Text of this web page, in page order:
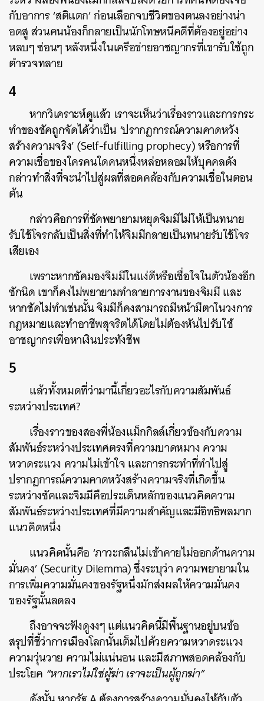
กับอาการ ‘สติแตก’ ก่อนเลือกจบชีวิตของตนลงอย่างน่า
อดสู ส่วนคนน้องก็กลายเป็นนักโทษหนีคดีที่ต้องอยู่อย่าง
หลบๆ ซ่อนๆ หลังหนึ่งในเครือข่ายอาชญากรที่เขารับใช้ถูก
ตำรวจทลาย
4
หากวิเคราะห์ดูแล้ว เราจะเห็นว่าเรื่องราวและการกระ
ทำของชัคถูกจัดได้ว่าเป็น ‘ปรากฏการณ์ความคาดหวัง
สร้างความจริง’ (Self-fulfilling prophecy) หรือการที่
ความเชื่อของใครคนใดคนหนึ่งหล่อหลอมให้บุคคลดัง
กล่าวทำสิ่งที่จะนำไปสู่ผลที่สอดคล้องกับความเชื่อในตอน
ต้น
กล่าวคือการที่ชัคพยายามหยุดจิมมีไม่ให้เป็นทนาย
รับใช้โจรกลับเป็นสิ่งที่ทำให้จิมมีกลายเป็นทนายรับใช้โจร
เสียเอง
เพราะหากชัคมองจิมมีในแง่ดีหรือเชื่อใจในตัวน้องอีก
ซักนิด เขาก็คงไม่พยายามทำลายการงานของจิมมี และ
หากชัคไม่ทำเช่นนั้น จิมมีก็คงสามารถมีหน้ามีตาในวงการ
กฎหมายและทำอาชีพสุจริตได้โดยไม่ต้องหันไปรับใช้
อาชญากรเพื่อหาเงินประทังชีพ
5
แล้วทั้งหมดที่ว่ามานี้เกี่ยวอะไรกับความสัมพันธ์
ระหว่างประเทศ?
เรื่องราวของสองพี่น้องแม็กกิลล์เกี่ยวข้องกับความ
สัมพันธ์ระหว่างประเทศตรงที่ความบาดหมาง ความ
หวาดระแวง ความไม่เข้าใจ และการกระทำที่ทำไปสู่
ปรากฏการณ์ความคาดหวังสร้างความจริงที่เกิดขึ้น
ระหว่างชัคและจิมมีคือประเด็นหลักของแนวคิดความ
สัมพันธ์ระหว่างประเทศที่มีความสำคัญและมีอิทธิพลมาก
แนวคิดหนึ่ง
แนวคิดนั้นคือ ‘ภาวะกลืนไม่เข้าคายไม่ออกด้านความ
มั่นคง’ (Security Dilemma) ซึ่งระบุว่า ความพยายามใน
การเพิ่มความมั่นคงของรัฐหนึ่งมักส่งผลให้ความมั่นคง
ของรัฐนั้นลดลง
ถึงอาจจะฟังดูงงๆ แต่แนวคิดนี้มีพื้นฐานอยู่บนข้อ
สรุปที่ชี้ว่าการเมืองโลกนั้นเต็มไปด้วยความหวาดระแวง
ความวุ่นวาย ความไม่แน่นอน และมีสภาพสอดคล้องกับ
ประโยค “หากเราไม่ใช่ผู้ฆ่า เราจะเป็นผู้ถูกฆ่า”